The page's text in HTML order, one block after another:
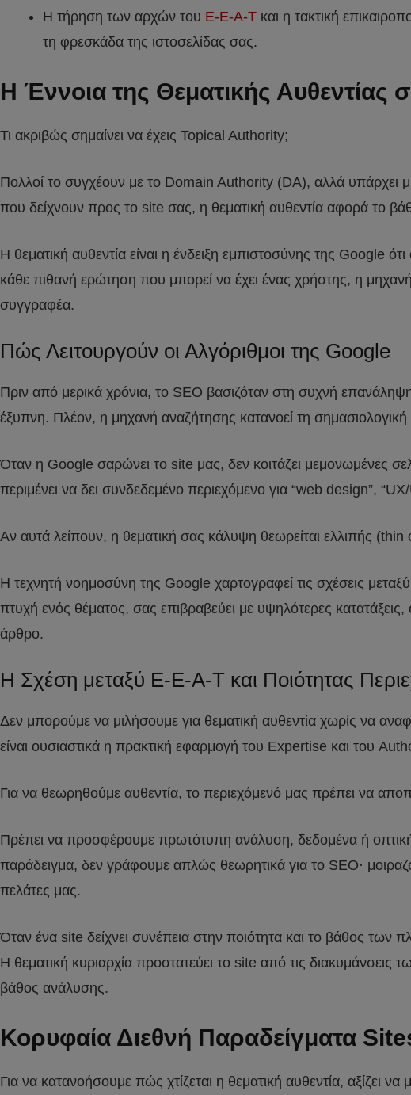
Η τήρηση των αρχών του E-E-A-T και η τακτική
τη φρεσκάδα της ιστοσελίδας σας.
Η Έννοια της Θεματικής Αυθεντίας
Τι ακριβώς σημαίνει να έχεις Topical Authority;
Πολλοί το συγχέουν με το Domain Authority (DA), αλλά υπάρχει
που δείχνουν προς το site σας, η θεματική αυθεντία αφορά το
Η θεματική αυθεντία είναι η ένδειξη εμπιστοσύνης της Google
κάθε πιθανή ερώτηση που μπορεί να έχει ένας χρήστης, η
συγγραφέα.
Πώς Λειτουργούν οι Αλγόριθμοι της Google
Πριν από μερικά χρόνια, το SEO βασιζόταν στη συχνή
έξυπνη. Πλέον, η μηχανή αναζήτησης κατανοεί τη
Όταν η Google σαρώνει το site μας, δεν κοιτάζει μεμονωμένες
περιμένει να δει συνδεδεμένο περιεχόμενο για “web design”,
Αν αυτά λείπουν, η θεματική σας κάλυψη θεωρείται ελλιπής
Η τεχνητή νοημοσύνη της Google χαρτογραφεί τις σχέσεις
πτυχή ενός θέματος, σας επιβραβεύει με υψηλότερες
άρθρο.
Η Σχέση μεταξύ E-E-A-T και Ποιότητας
Δεν μπορούμε να μιλήσουμε για θεματική αυθεντία χωρίς να
είναι ουσιαστικά η πρακτική εφαρμογή του Expertise και του
Για να θεωρηθούμε αυθεντία, το περιεχόμενό μας πρέπει να
Πρέπει να προσφέρουμε πρωτότυπη ανάλυση, δεδομένα ή
παράδειγμα, δεν γράφουμε απλώς θεωρητικά για το SEO·
πελάτες μας.
Όταν ένα site δείχνει συνέπεια στην ποιότητα και το βάθος των
Η θεματική κυριαρχία προστατεύει το site από τις
βάθος ανάλυσης.
Κορυφαία Διεθνή Παραδείγματα
Για να κατανοήσουμε πώς χτίζεται η θεματική αυθεντία, αξίζει